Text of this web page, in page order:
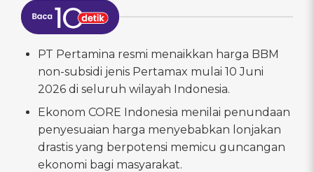
PT Pertamina resmi menaikkan harga BBM
non-subsidi jenis Pertamax mulai 10 Juni
2026 di seluruh wilayah Indonesia.
Ekonom CORE Indonesia menilai penundaan
penyesuaian harga menyebabkan lonjakan
drastis yang berpotensi memicu guncangan
ekonomi bagi masyarakat.